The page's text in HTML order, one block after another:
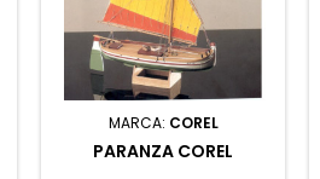
MARCA: COREL
PARANZA COREL